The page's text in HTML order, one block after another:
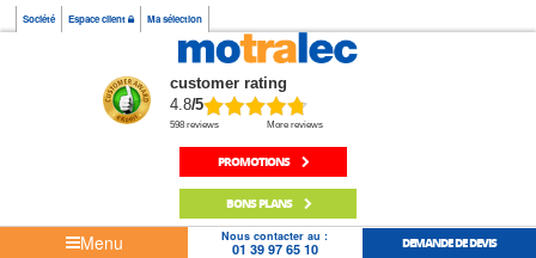
Société Espace client Ma sélection
customer rating
4.8/5
598 reviews More reviews
PROMOTIONS
BONS PLANS
Menu Nous contacter au :
01 39 97 65 10 DEMANDE DE DEVIS